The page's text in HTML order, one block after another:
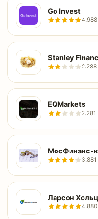
Go Invest
4.9
Stanley
2.288
EQMarkets
2.281
МосФинанс-
3.881
Ларсон Хольц
4.8